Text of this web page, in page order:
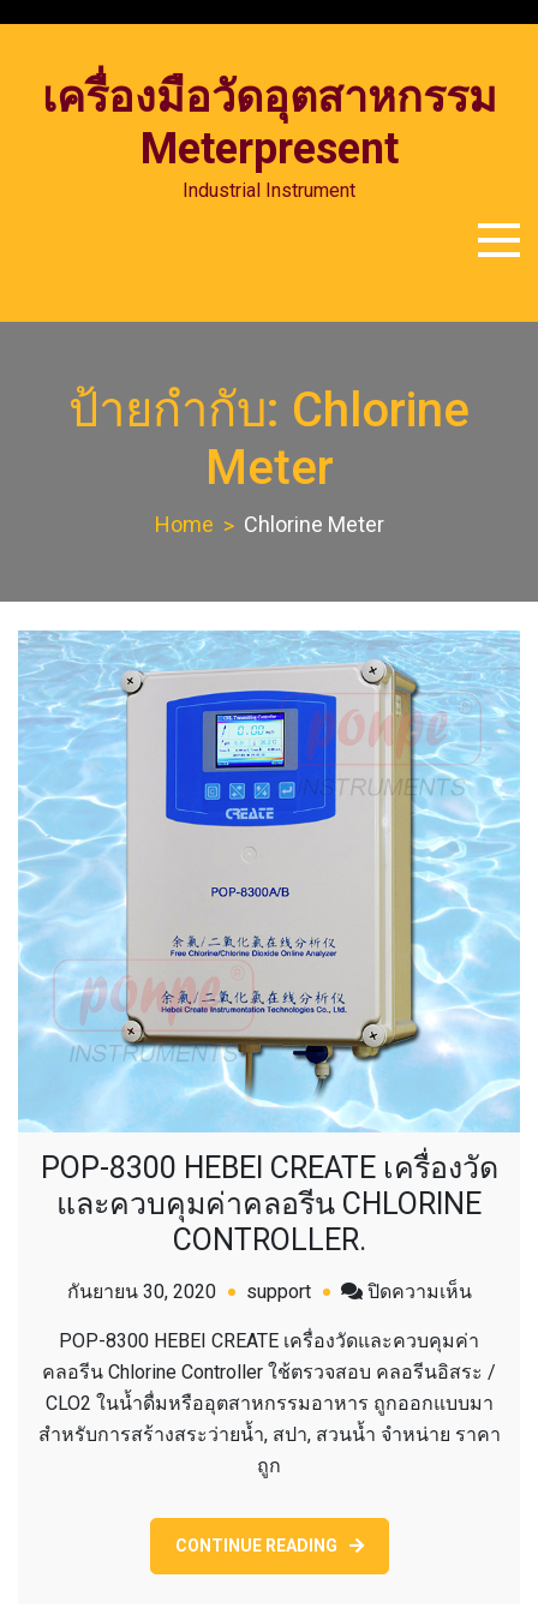
เครื่องมือวัดอุตสาหกรรม
Meterpresent
Industrial Instrument
ป้ายกำกับ: Chlorine
Meter
Home Chlorine Meter
POP-8300 HEBEI CREATE เครื่องวัด
และควบคุมค่าคลอรีน CHLORINE
CONTROLLER.
กันยายน 30, 2020 support ปิดความเห็นบน
8300
HEBEI
CREATE
เครื่อง
POP-8300 HEBEI CREATE เครื่องวัดและควบคุมค่า
คลอรีน Chlorine Controller ใช้ตรวจสอบ คลอรีนอิสระ /
CLO2 ในน้ำดื่มหรืออุตสาหกรรมอาหาร ถูกออกแบบมา
สำหรับการสร้างสระว่ายน้ำ, สปา, สวนน้ำ จำหน่าย ราคา
ถูก
CONTINUE READING